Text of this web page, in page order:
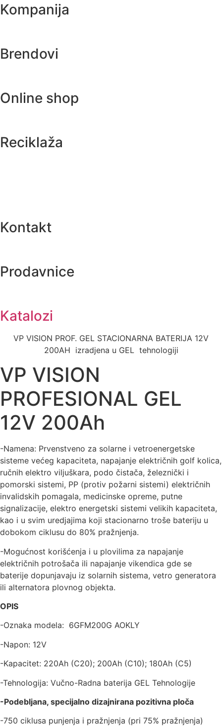
Kompanija
Brendovi
Online shop
Reciklaža
Kontakt
Prodavnice
Katalozi
VP VISION PROF. GEL STACIONARNA BATERIJA 12V
200AH izradjena u GEL tehnologiji
VP VISION
PROFESIONAL GEL
12V 200Ah
-Namena: Prvenstveno za solarne i vetroenergetske
sisteme većeg kapaciteta, napajanje električnih golf kolica,
ručnih elektro viljuškara, podo čistača, železnički i
pomorski sistemi, PP (protiv požarni sistemi) električnih
invalidskih pomagala, medicinske opreme, putne
signalizacije, elektro energetski sistemi velikih kapaciteta,
kao i u svim uredjajima koji stacionarno troše bateriju u
dobokom ciklusu do 80% pražnjenja.
-Mogućnost korišćenja i u plovilima za napajanje
električnih potrošača ili napajanje vikendica gde se
baterije dopunjavaju iz solarnih sistema, vetro generatora
ili alternatora plovnog objekta.
OPIS
-Oznaka modela: 6GFM200G AOKLY
-Napon: 12V
-Kapacitet: 220Ah (C20); 200Ah (C10); 180Ah (C5)
-Tehnologija: Vučno-Radna baterija GEL Tehnologije
-Podebljana, specijalno dizajnirana pozitivna ploča
-750 ciklusa punjenja i pražnjenja (pri 75% pražnjenja)